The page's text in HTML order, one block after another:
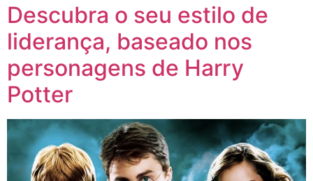
Descubra o seu estilo de
liderança, baseado nos
personagens de Harry
Potter